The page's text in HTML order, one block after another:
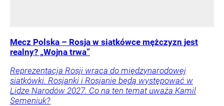
Mecz Polska – Rosja w siatkówce mężczyzn jest
realny? „Wojna trwa”
Reprezentacja Rosji wraca do międzynarodowej
siatkówki. Rosjanki i Rosjanie będą występować w
Lidze Narodów 2027. Co na ten temat uważa Kamil
Semeniuk?